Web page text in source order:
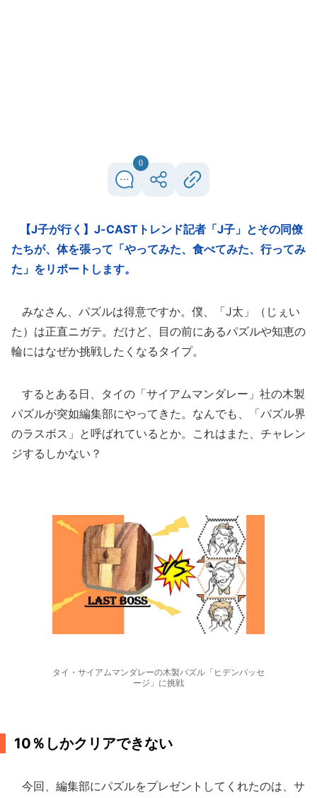
0
【J子が行く】J-CASTトレンド記者「J子」とその同僚
たちが、体を張って「やってみた、食べてみた、行ってみ
た」をリポートします。
みなさん、パズルは得意ですか。僕、「J太」（じぇい
た）は正直ニガテ。だけど、目の前にあるパズルや知恵の
輪にはなぜか挑戦したくなるタイプ。
するとある日、タイの「サイアムマンダレー」社の木製
パズルが突如編集部にやってきた。なんでも、「パズル界
のラスボス」と呼ばれているとか。これはまた、チャレン
ジするしかない？
タイ・サイアムマンダレーの木製パズル「ヒデンパッセ
ージ」に挑戦
10％しかクリアできない
今回、編集部にパズルをプレゼントしてくれたのは、サ